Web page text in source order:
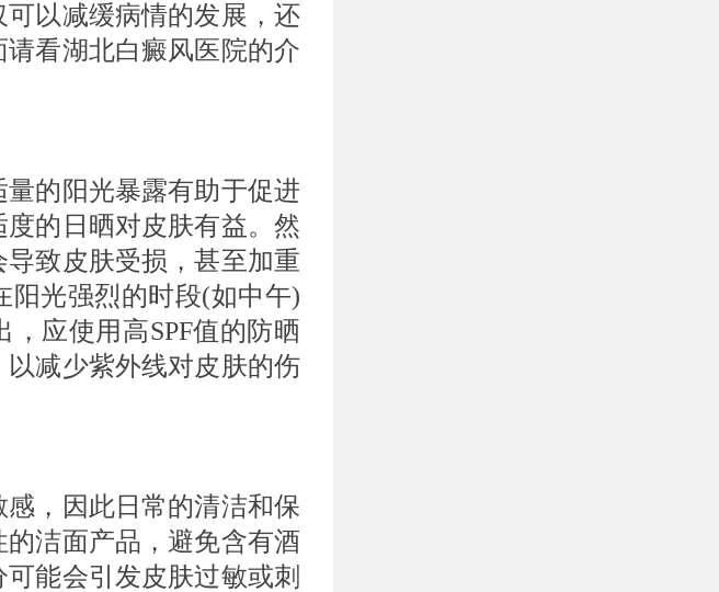
以减缓病情的发展，还
看湖北白癜风医院的介
的阳光暴露有助于促进
的日晒对皮肤有益。然
致皮肤受损，甚至加重
阳光强烈的时段(如中午)
应使用高SPF值的防晒
减少紫外线对皮肤的伤
，因此日常的清洁和保
洁面产品，避免含有酒
能会引发皮肤过敏或刺